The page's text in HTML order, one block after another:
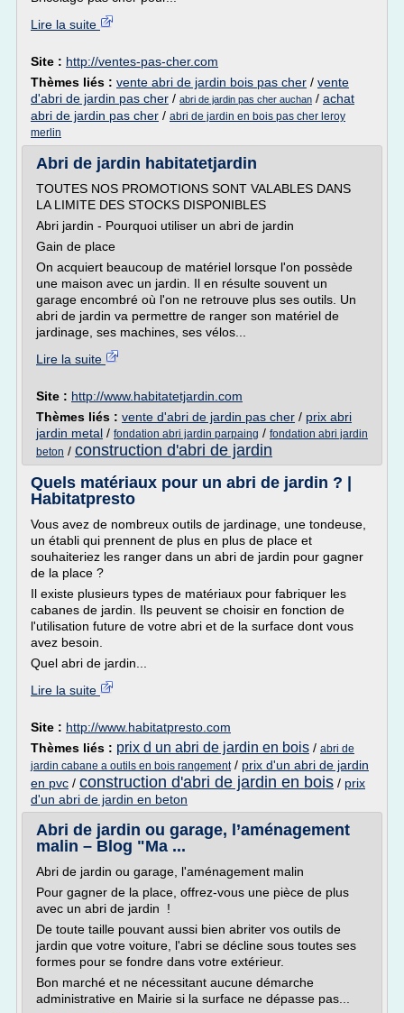
Lire la suite
Site : http://ventes-pas-cher.com
Thèmes liés : vente abri de jardin bois pas cher / vente
d'abri de jardin pas cher / abri de jardin pas cher auchan / achat
abri de jardin pas cher / abri de jardin en bois pas cher leroy
merlin
Abri de jardin habitatetjardin
TOUTES NOS PROMOTIONS SONT VALABLES DANS
LA LIMITE DES STOCKS DISPONIBLES
Abri jardin - Pourquoi utiliser un abri de jardin
Gain de place
On acquiert beaucoup de matériel lorsque l'on possède
une maison avec un jardin. Il en résulte souvent un
garage encombré où l'on ne retrouve plus ses outils. Un
abri de jardin va permettre de ranger son matériel de
jardinage, ses machines, ses vélos...
Lire la suite
Site : http://www.habitatetjardin.com
Thèmes liés : vente d'abri de jardin pas cher / prix abri
jardin metal / fondation abri jardin parpaing / fondation abri jardin
beton / construction d'abri de jardin
Quels matériaux pour un abri de jardin ? |
Habitatpresto
Vous avez de nombreux outils de jardinage, une tondeuse,
un établi qui prennent de plus en plus de place et
souhaiteriez les ranger dans un abri de jardin pour gagner
de la place ?
Il existe plusieurs types de matériaux pour fabriquer les
cabanes de jardin. Ils peuvent se choisir en fonction de
l'utilisation future de votre abri et de la surface dont vous
avez besoin.
Quel abri de jardin...
Lire la suite
Site : http://www.habitatpresto.com
Thèmes liés : prix d un abri de jardin en bois / abri de
jardin cabane a outils en bois rangement/ prix d'un abri de jardin
en pvc / construction d'abri de jardin en bois / prix
d'un abri de jardin en beton
Abri de jardin ou garage, l’aménagement
malin – Blog "Ma ...
Abri de jardin ou garage, l'aménagement malin
Pour gagner de la place, offrez-vous une pièce de plus
avec un abri de jardin !
De toute taille pouvant aussi bien abriter vos outils de
jardin que votre voiture, l'abri se décline sous toutes ses
formes pour se fondre dans votre extérieur.
Bon marché et ne nécessitant aucune démarche
administrative en Mairie si la surface ne dépasse pas...